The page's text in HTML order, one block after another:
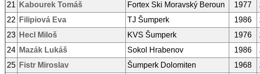
21
Kabourek Tomáš Fortex Ski Moravský Beroun 1977
22
Filipiová Eva TJ Šumperk 1986
23 Hecl Miloš KVS Šumperk 1976
24 Mazák Lukáš Sokol Hrabenov 1986
25 Fistr Miroslav Šumperk Dolomiten 1968